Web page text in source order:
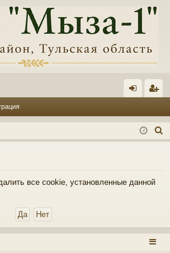
д ис
тр
ия
о
все cookie, установленные данной